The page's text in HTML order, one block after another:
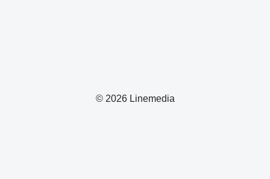
© 2026 Linemedia